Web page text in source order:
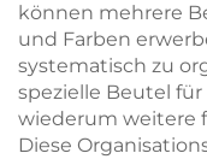
können mehrere
und Farben
systematisch zu
spezielle Beutel
wiederum weitere
Diese